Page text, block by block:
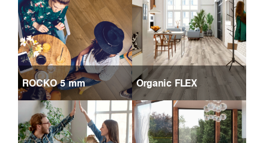
ROCKO 5 mm Organic FLEX